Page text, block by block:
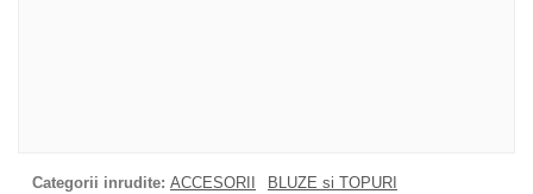
Categorii inrudite: ACCESORII
BLUZE si TOPURI